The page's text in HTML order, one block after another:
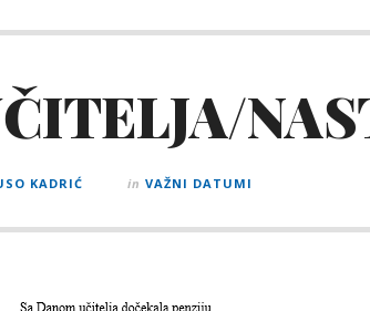
KADRIĆ in VAŽNI DATUMI